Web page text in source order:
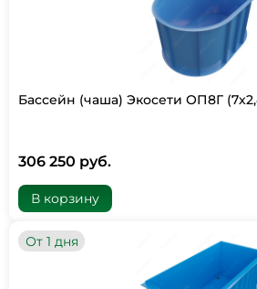
Бассейн (чаша) Экосети ОП8Г
306 250 руб.
В корзину
От 1 дня